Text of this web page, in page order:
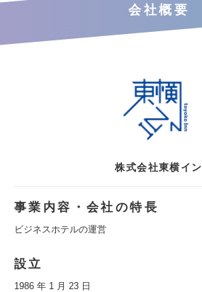
会社概要
株式会社東横イン
事業内容・会社の特長
ビジネスホテルの運営
設立
1986 年 1 月 23 日